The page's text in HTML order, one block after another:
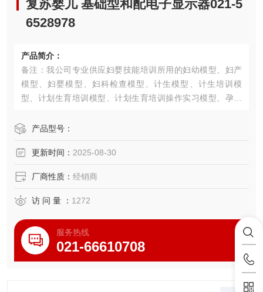
复苏婴儿 基础型和配电子显示器021-5
6528978
产品简介：
备注：我公司专业供应妇婴技能培训所用的妇幼模型、妇产
模型、妇婴模型、妇科检查模型、计生模型、计生培训模
型、计划生育培训模型、计划生育培训操作实习模型、孕妇
教模型、乳房检查模型、足月胎儿模型、高级新生儿模型、
产品型号：
更新时间： 2025-08-30
厂商性质： 经销商
访 问 量 ： 1272
服务热线
021-66610708